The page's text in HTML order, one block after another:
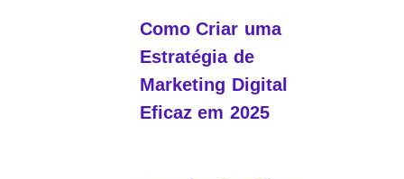
Como Criar uma
Estratégia de
Marketing Digital
Eficaz em 2025